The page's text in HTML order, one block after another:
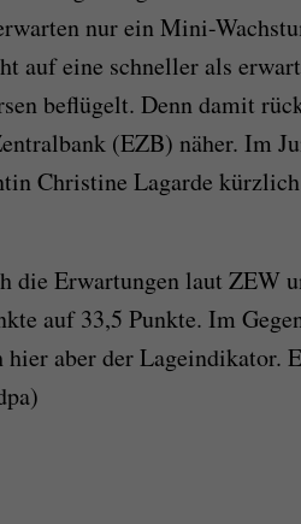
nur ein Mini-
auf eine schneller als
beflügelt. Denn damit
(EZB) näher. Im
Christine Lagarde
die Erwartungen laut ZEW
auf 33,5 Punkte. Im
aber der Lageindikator.